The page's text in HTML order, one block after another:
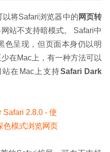
以将Safari浏览器中的 网页转
网站不支持暗模式。 Safari中
色呈现，但页面本身仍以明
在Mac上，有一种方法可以
在Mac上支持Safari Dark